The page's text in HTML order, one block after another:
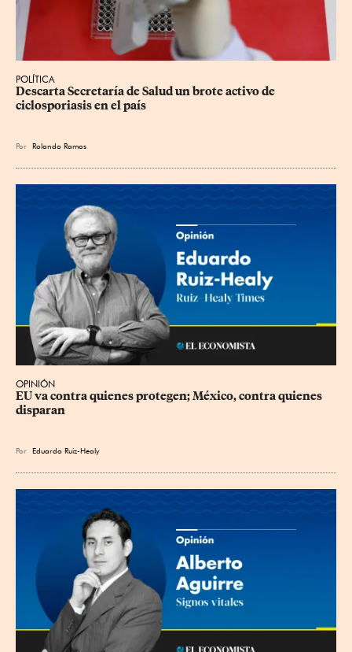
POLÍTICA
Descarta Secretaría de Salud un brote activo de
ciclosporiasis en el país
Por Rolando Ramos
OPINIÓN
EU va contra quienes protegen; México, contra quienes
disparan
Por Eduardo Ruiz-Healy